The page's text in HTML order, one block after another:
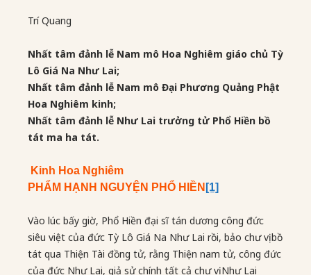
Trí Quang
Nhất tâm đảnh lễ Nam mô Hoa Nghiêm giáo chủ Tỳ
Lô Giá Na Như Lai;
Nhất tâm đảnh lễ Nam mô Đại Phương Quảng Phật
Hoa Nghiêm kinh;
Nhất tâm đảnh lễ Như Lai trưởng tử Phổ Hiền bồ
tát ma ha tát.
Kinh Hoa Nghiêm
PHẨM HẠNH NGUYỆN PHỔ HIỀN [1]
Vào lúc bấy giờ, Phổ Hiền đại sĩ tán dương công đức
siêu việt của đức Tỳ Lô Giá Na Như Lai rồi, bảo chư vị bồ
tát qua Thiện Tài đồng tử, rằng Thiện nam tử, công đức
của đức Như Lai, giả sử chính tất cả chư vị Như Lai